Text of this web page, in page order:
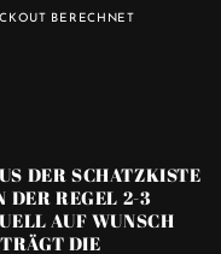
BERECHNET
DER SCHATZKISTE
DER REGEL 2-3
AUF WUNSCH
DIE